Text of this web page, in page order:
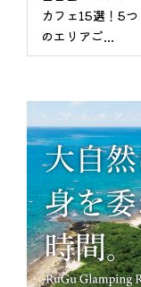
カフェ15選！5つ
のエリアご...